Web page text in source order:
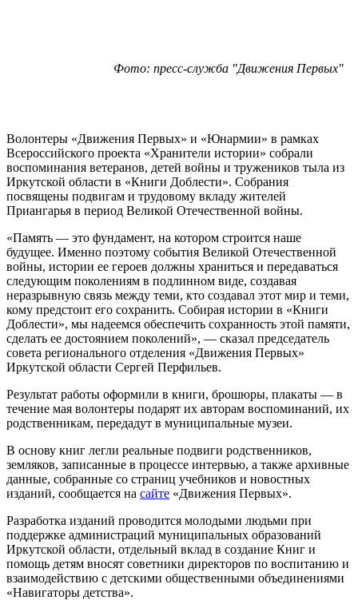
Фото: пресс-служба "Движения Первых"
Волонтеры «Движения Первых» и «Юнармии» в рамках
Всероссийского проекта «Хранители истории» собрали
воспоминания ветеранов, детей войны и тружеников тыла из
Иркутской области в «Книги Доблести». Собрания
посвящены подвигам и трудовому вкладу жителей
Приангарья в период Великой Отечественной войны.
«Память — это фундамент, на котором строится наше
будущее. Именно поэтому события Великой Отечественной
войны, истории ее героев должны храниться и передаваться
следующим поколениям в подлинном виде, создавая
неразрывную связь между теми, кто создавал этот мир и теми,
кому предстоит его сохранить. Собирая истории в «Книги
Доблести», мы надеемся обеспечить сохранность этой памяти,
сделать ее достоянием поколений», — сказал председатель
совета регионального отделения «Движения Первых»
Иркутской области Сергей Перфильев.
Результат работы оформили в книги, брошюры, плакаты — в
течение мая волонтеры подарят их авторам воспоминаний, их
родственникам, передадут в муниципальные музеи.
В основу книг легли реальные подвиги родственников,
земляков, записанные в процессе интервью, а также архивные
данные, собранные со страниц учебников и новостных
изданий, сообщается на сайте «Движения Первых».
Разработка изданий проводится молодыми людьми при
поддержке администраций муниципальных образований
Иркутской области, отдельный вклад в создание Книг и
помощь детям вносят советники директоров по воспитанию и
взаимодействию с детскими общественными объединениями
«Навигаторы детства».